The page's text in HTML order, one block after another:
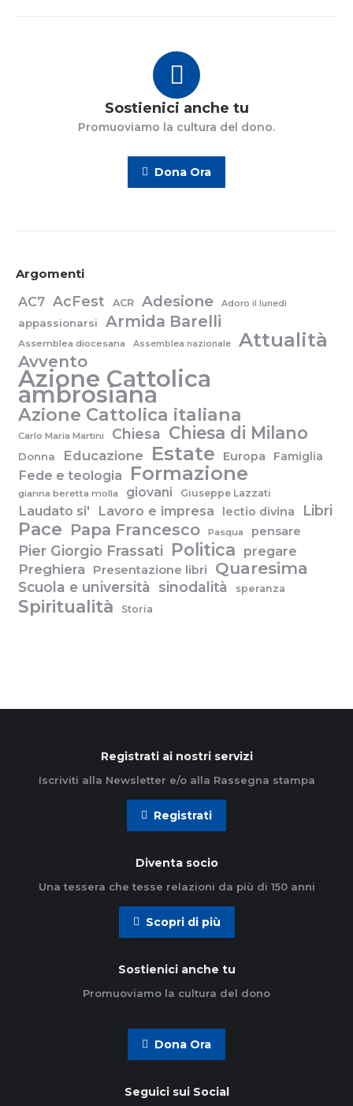
Sostienici anche tu
Promuoviamo la cultura del dono.
Dona Ora
Argomenti
AC7 AcFest ACR Adesione Adoro il lunedì
appassionarsi Armida Barelli
Assemblea diocesana Assemblea nazionale Attualità
Avvento
Azione Cattolica
ambrosiana
Azione Cattolica italiana
Carlo Maria Martini Chiesa Chiesa di Milano
Donna Educazione Estate Europa Famiglia
Fede e teologia Formazione
gianna beretta molla giovani Giuseppe Lazzati
Laudato si' Lavoro e impresa lectio divina Libri
Pace Papa Francesco Pasqua pensare
Pier Giorgio Frassati Politica pregare
Preghiera
Presentazione libri Quaresima
Scuola e università sinodalità speranza
Spiritualità Storia
Registrati ai nostri servizi
Iscriviti alla Newsletter e/o alla Rassegna stampa
Registrati
Diventa socio
Una tessera che tesse relazioni da più di 150 anni
Scopri di più
Sostienici anche tu
Promuoviamo la cultura del dono
Dona Ora
Seguici sui Social